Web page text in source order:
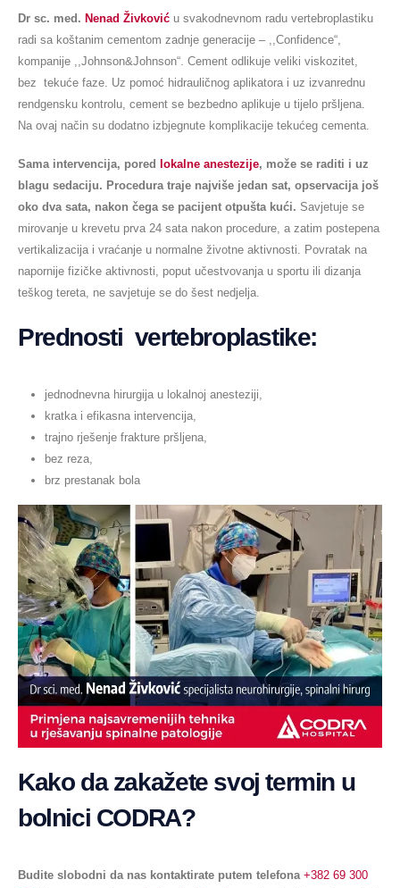
Dr sc. med. Nenad Živković u svakodnevnom radu vertebroplastiku
radi sa koštanim cementom zadnje generacije – ,,Confidence“,
kompanije ,,Johnson&Johnson“. Cement odlikuje veliki viskozitet,
bez tekuće faze. Uz pomoć hidrauličnog aplikatora i uz izvanrednu
rendgensku kontrolu, cement se bezbedno aplikuje u tijelo pršljena.
Na ovaj način su dodatno izbjegnute komplikacije tekućeg cementa.
Sama intervencija, pored lokalne anestezije, može se raditi i uz
blagu sedaciju. Procedura traje najviše jedan sat, opservacija još
oko dva sata, nakon čega se pacijent otpušta kući. Savjetuje se
mirovanje u krevetu prva 24 sata nakon procedure, a zatim postepena
vertikalizacija i vraćanje u normalne životne aktivnosti. Povratak na
napornije fizičke aktivnosti, poput učestvovanja u sportu ili dizanja
teškog tereta, ne savjetuje se do šest nedjelja.
Prednosti vertebroplastike:
jednodnevna hirurgija u lokalnoj anesteziji,
kratka i efikasna intervencija,
trajno rješenje frakture pršljena,
bez reza,
brz prestanak bola
Kako da zakažete svoj termin u
bolnici CODRA?
Budite slobodni da nas kontaktirate putem telefona +382 69 300